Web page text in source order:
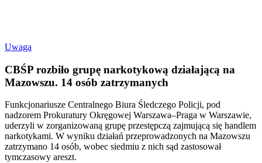
Uwaga
CBŚP rozbiło grupę narkotykową działającą na
Mazowszu. 14 osób zatrzymanych
Funkcjonariusze Centralnego Biura Śledczego Policji, pod
nadzorem Prokuratury Okręgowej Warszawa–Praga w Warszawie,
uderzyli w zorganizowaną grupę przestępczą zajmującą się handlem
narkotykami. W wyniku działań przeprowadzonych na Mazowszu
zatrzymano 14 osób, wobec siedmiu z nich sąd zastosował
tymczasowy areszt.